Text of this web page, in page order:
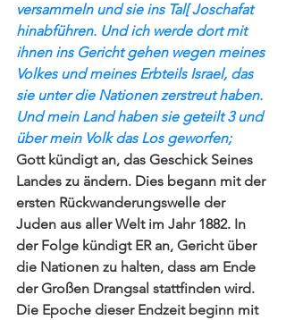
versammeln und sie ins Tal[ Joschafat
hinabführen. Und ich werde dort mit
ihnen ins Gericht gehen wegen meines
Volkes und meines Erbteils Israel, das
sie unter die Nationen zerstreut haben.
Und mein Land haben sie geteilt 3 und
über mein Volk das Los geworfen;
Gott kündigt an, das Geschick Seines
Landes zu ändern. Dies begann mit der
ersten Rückwanderungswelle der
Juden aus aller Welt im Jahr 1882. In
der Folge kündigt ER an, Gericht über
die Nationen zu halten, dass am Ende
der Großen Drangsal stattfinden wird.
Die Epoche dieser Endzeit beginn mit